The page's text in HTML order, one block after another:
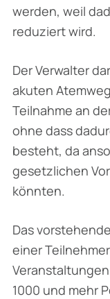
werden, weil
reduziert wird.
Der Verwalter
akuten
Teilnahme an
ohne dass
besteht, da
gesetzlichen
könnten.
Das
einer
1000 und mehr